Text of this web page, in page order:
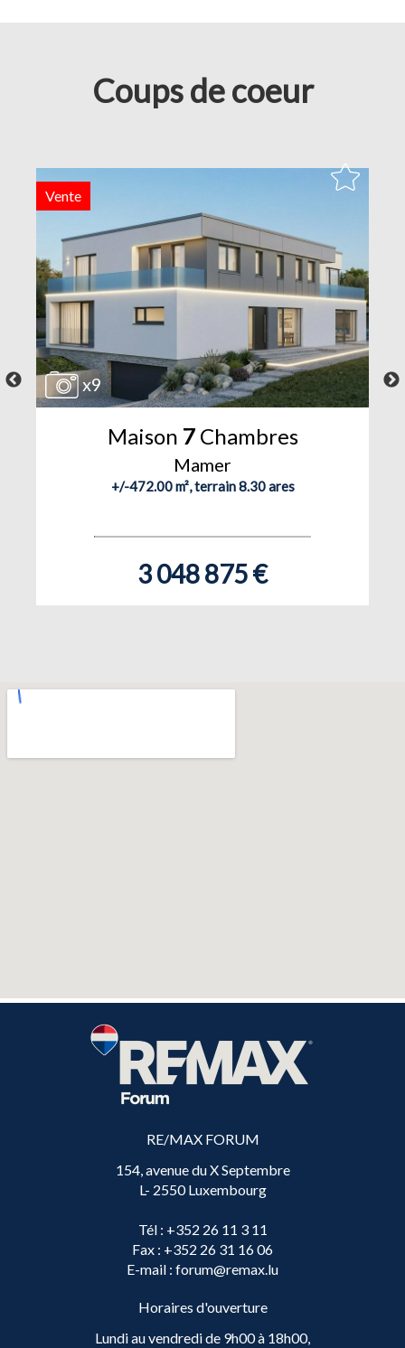
Coups de coeur
x9
Vente
Maison 7Chambres
Mamer
+/-472.00 m², terrain 8.30 ares
3 048 875 €
RE/MAX FORUM
154, avenue du X Septembre
L- 2550 Luxembourg
Tél: +352 26 11 3 11
Fax : +352 26 31 16 06
E-mail : forum@remax.lu
Horaires d'ouverture
Lundi au vendredi de 9h00 à 18h00,